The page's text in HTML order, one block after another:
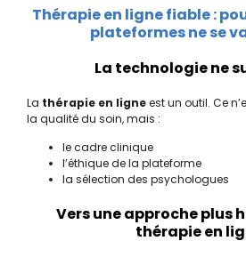
Thérapie en ligne fiable :
plateformes ne se
La technologie ne
La thérapie en ligneest un outil. Ce
la qualité du soin, mais :
le cadre clinique
l’éthique de la plateforme
la sélection des psychologues
Vers une approche plus
thérapie en